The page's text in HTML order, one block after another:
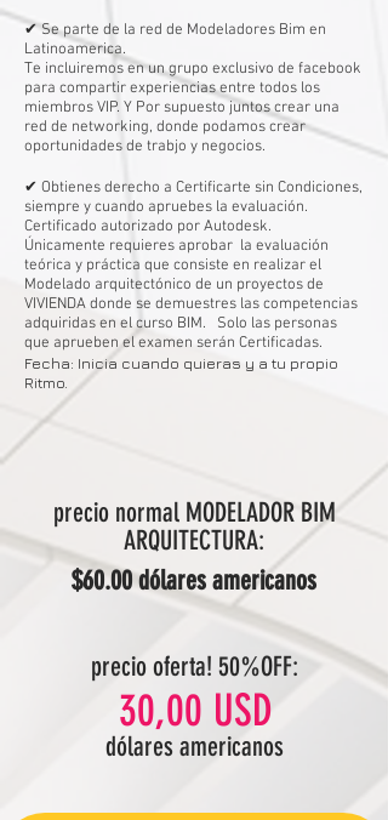
✔ Se parte de la red de Modeladores Bim en
Latinoamerica. ​
Te incluiremos en un grupo exclusivo de facebook
para compartir experiencias entre todos los
miembros VIP. Y Por supuesto juntos crear una
red de networking, donde podamos crear
oportunidades de trabjo y negocios.
✔ Obtienes derecho a Certificarte sin Condiciones,
siempre y cuando apruebes la evaluación.​
Certificado autorizado por Autodesk.
Únicamente requieres aprobar la evaluación
teórica y práctica que consiste en realizar el
Modelado arquitectónico de un proyectos de
VIVIENDA donde se demuestres las competencias
adquiridas en el curso BIM. Solo las personas
que aprueben el examen serán Certificadas.
Fecha: Inicia cuando quieras y a tu propio
Ritmo.
precio normal MODELADOR BIM
ARQUITECTURA:
$60.00 dólares americanos
precio oferta! 50%OFF:
30,00 USD
dólares americanos